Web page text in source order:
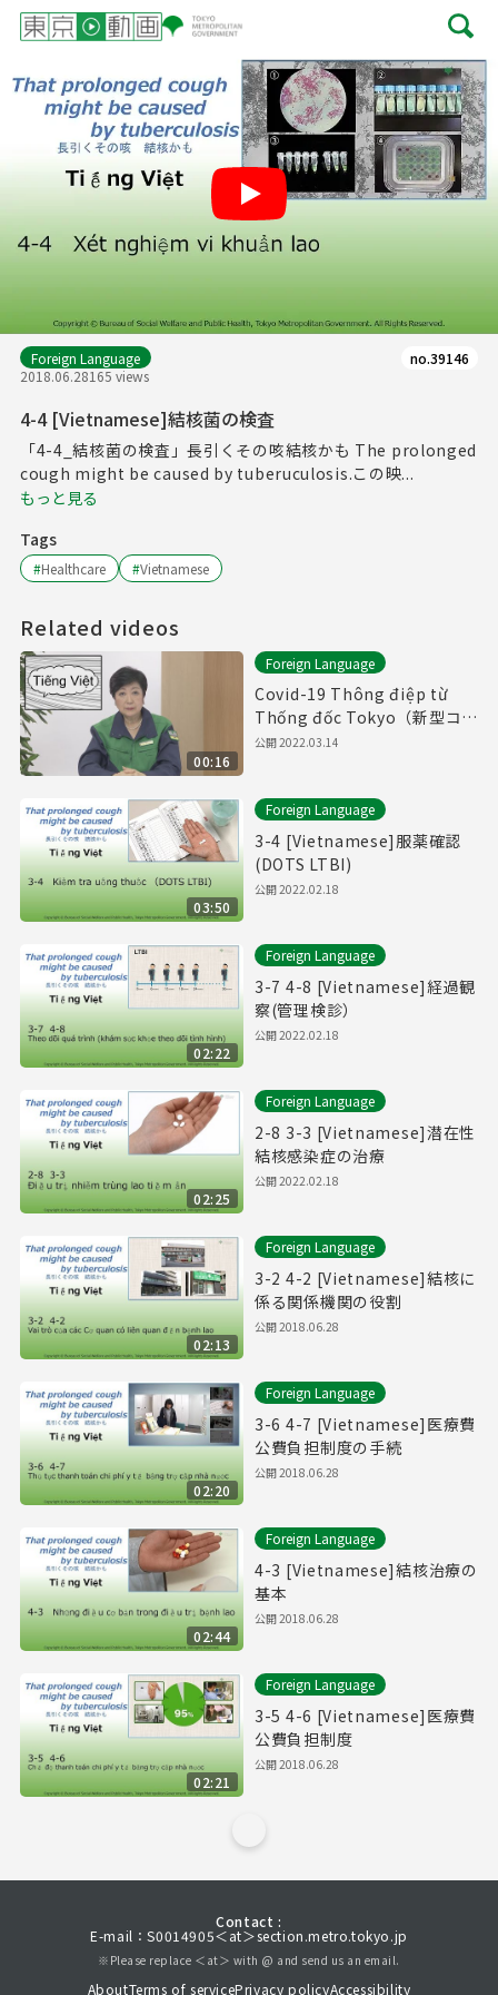
Foreign Language
2018.06.28165 views
no.39146
4-4 [Vietnamese]結核菌の検査
「4-4_結核菌の検査」長引くその咳結核かも The prolonged
cough might be caused by tuberuculosis.この映...
もっと見る
Tags
#Healthcare #Vietnamese
Related videos
00:16
Foreign Language
Covid-19 Thông điệp từ
Thống đốc Tokyo（新型コロ
ナウイルスに関する知事メッ
公開2022.03.14
03:50
Foreign Language
3-4 [Vietnamese]服薬確認
(DOTS LTBI)
公開2022.02.18
02:22
Foreign Language
3-7 4-8 [Vietnamese]経過観
察(管理検診）
公開2022.02.18
02:25
Foreign Language
2-8 3-3 [Vietnamese]潜在性
結核感染症の治療
公開2022.02.18
02:13
Foreign Language
3-2 4-2 [Vietnamese]結核に
係る関係機関の役割
公開2018.06.28
02:20
Foreign Language
3-6 4-7 [Vietnamese]医療費
公費負担制度の手続
公開2018.06.28
02:44
Foreign Language
4-3 [Vietnamese]結核治療の
基本
公開2018.06.28
02:21
Foreign Language
3-5 4-6 [Vietnamese]医療費
公費負担制度
公開2018.06.28
Contact :
E-mail：S0014905＜at＞section.metro.tokyo.jp
※Please replace ＜at＞ with @ and send us an email.
AboutTerms of servicePrivacy policyAccessibility